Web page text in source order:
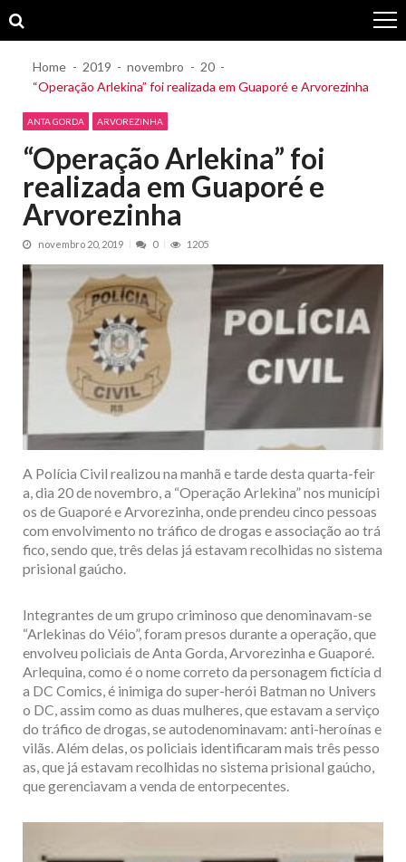
to
to
Home 2019 novembro
20
“Operação Arlekina” foi realizada em Guaporé e Arvorezinha
ANTA GORDA ARVOREZINHA
“Operação Arlekina” foi
realizada em Guaporé e
Arvorezinha
novembro 20, 2019 0 1205
A Polícia Civil realizou na manhã e tarde desta quarta-feir
a, dia 20 de novembro, a “Operação Arlekina” nos municípi
os de Guaporé e Arvorezinha, onde prendeu cinco pessoas
com envolvimento no tráfico de drogas e associação ao trá
fico, sendo que, três delas já estavam recolhidas no sistema
prisional gaúcho.
Integrantes de um grupo criminoso que denominavam-se
“Arlekinas do Véio”, foram presos durante a operação, que
envolveu policiais de Anta Gorda, Arvorezinha e Guaporé.
Arlequina, como é o nome correto da personagem fictícia d
a DC Comics, é inimiga do super-herói Batman no Univers
o DC, assim como as duas mulheres, que estavam a serviço
do tráfico de drogas, se autodenominavam: anti-heroínas e
vilãs. Além delas, os policiais identificaram mais três pesso
as, que já estavam recolhidas no sistema prisional gaúcho,
que gerenciavam a venda de entorpecentes.